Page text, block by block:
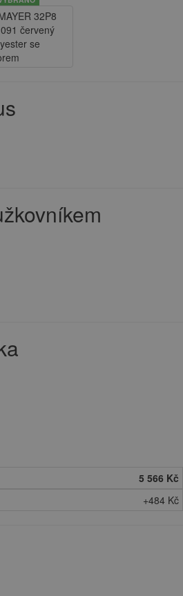
5 566 Kč
+484 Kč